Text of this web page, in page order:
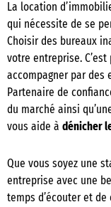
La location
qui nécessite de se
Choisir des bureaux
votre entreprise.
accompagner par des
Partenaire de
du marché ainsi
vous aide à dénicher
Que vous soyez une
entreprise avec une
temps d’écouter et